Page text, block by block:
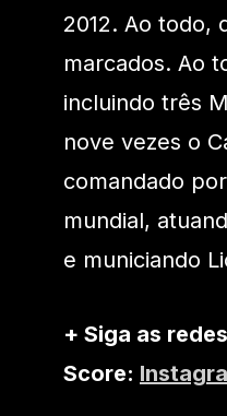
2012. Ao todo,
marcados. Ao
incluindo três
nove vezes o
comandado
mundial,
e municiando
+ Siga as
Score: